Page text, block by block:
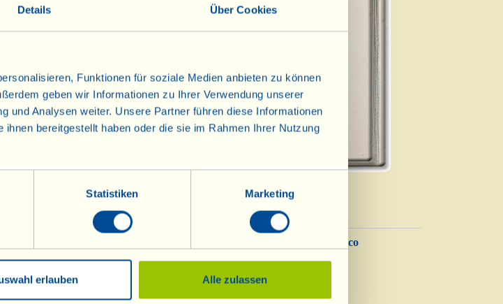
Details Über Cookies
Funktionen für soziale Medien anbieten zu können
geben wir Informationen zu Ihrer Verwendung unserer
und Analysen weiter. Unsere Partner führen diese Informationen
bereitgestellt haben oder die sie im Rahmen Ihrer Nutzung
Statistiken Marketing
erlauben Alle zulassen
Vorspeise
Dessert
Balsamico